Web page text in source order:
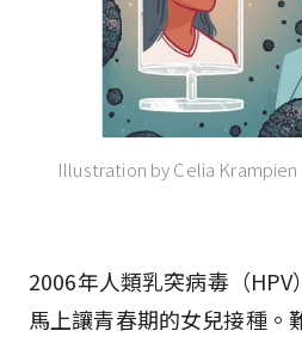
Illustration by Celia Krampien
2006年人類乳突病毒（
馬上讓青春期的女兒接種。